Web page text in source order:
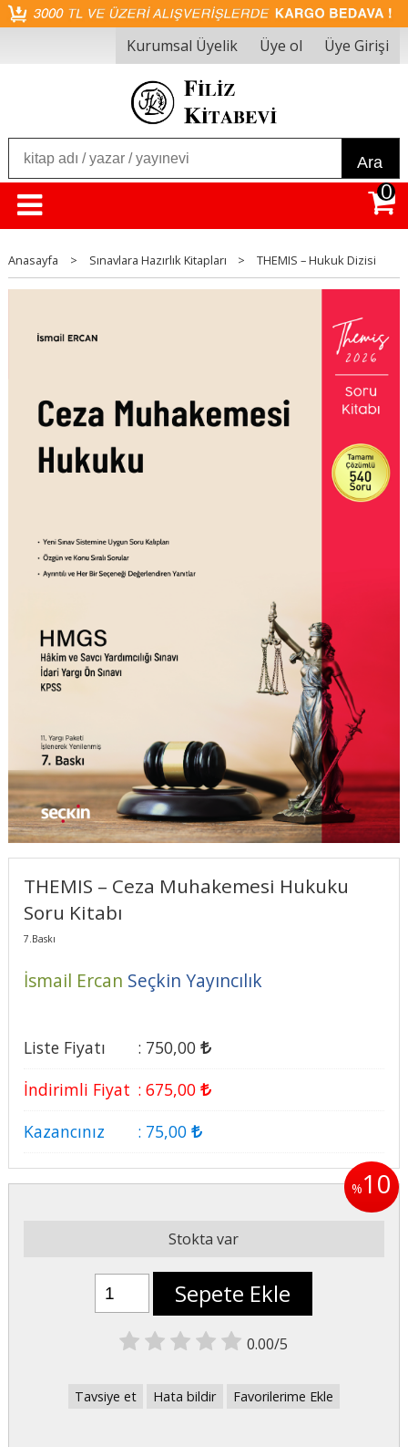
Kurumsal Üyelik Üye ol Üye Girişi
Ara
0
Anasayfa > Sınavlara Hazırlık Kitapları > THEMIS – Hukuk Dizisi
THEMIS – Ceza Muhakemesi Hukuku
Soru Kitabı
7.Baskı
İsmail Ercan Seçkin Yayıncılık
Liste Fiyatı : 750,00
İndirimli Fiyat : 675,00
Kazancınız
: 75,00
%10
Stokta var
Sepete Ekle
0.00/5
Tavsiye et Hata bildir Favorilerime Ekle